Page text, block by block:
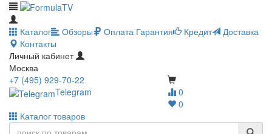
Каталог Обзоры Оплата Гарантия Кредит
Доставка
Контакты
Личный кабинет
Москва
0
0
+7 (495) 929-70-22
Telegram
Каталог товаров